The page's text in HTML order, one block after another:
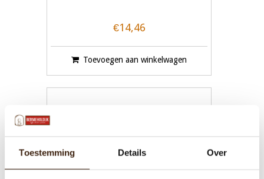
Toestemming Details Over
€14,46
Toevoegen aan winkelwagen